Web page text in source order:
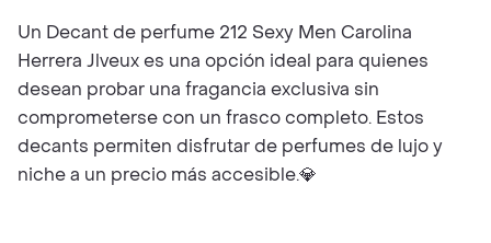
Un Decant de perfume 212 Sexy Men Carolina
Herrera Jlveux es una opción ideal para quienes
desean probar una fragancia exclusiva sin
comprometerse con un frasco completo. Estos
decants permiten disfrutar de perfumes de lujo y
niche a un precio más accesible.💎